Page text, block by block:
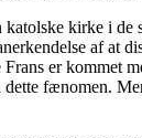
kirke i
af at
er kommet
fænomen.